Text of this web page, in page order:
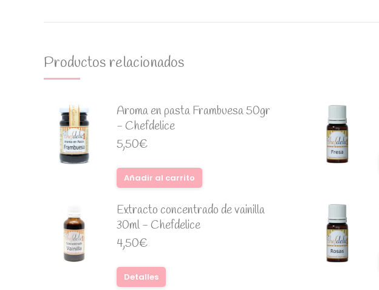
Productos relacionados
Aroma en pasta Frambuesa 50gr
- Chefdelice
5,50€
Añadir al carrito
Extracto concentrado de vainilla
30ml - Chefdelice
4,50€
Detalles